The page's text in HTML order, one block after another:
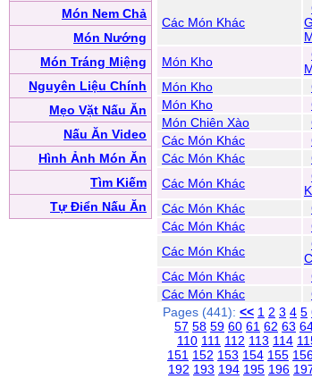
Món Nem Chả
Món Nướng
Món Tráng Miệng
Nguyên Liệu Chính
Mẹo Vặt Nấu Ăn
Nấu Ăn Video
Hình Ảnh Món Ăn
Tìm Kiếm
Tự Điển Nấu Ăn
Các Món Khác
Món Kho
Món Kho
Món Kho
Món Chiên Xào
Các Món Khác
Các Món Khác
Các Món Khác
Các Món Khác
Các Món Khác
Các Món Khác
Các Món Khác
Các Món Khác
Pages (441): << 1 2 3 4 5
57 58 59 60 61 62 63
110 111 112 113 114
151 152 153 154 155
192 193 194 195 196